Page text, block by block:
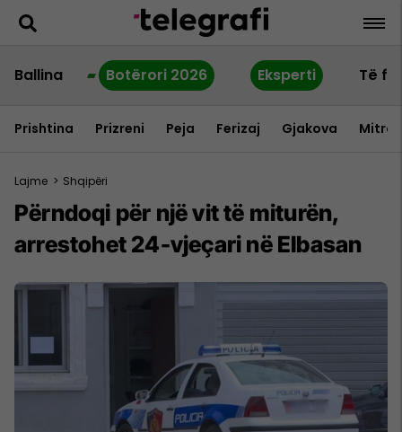
Ballina Botërori 2026 Eksperti Të
Prishtina Prizreni Peja Ferizaj Gjakova
Lajme > Shqipëri
Përndoqi për një vit të miturën,
arrestohet 24-vjeçari në Elbasan